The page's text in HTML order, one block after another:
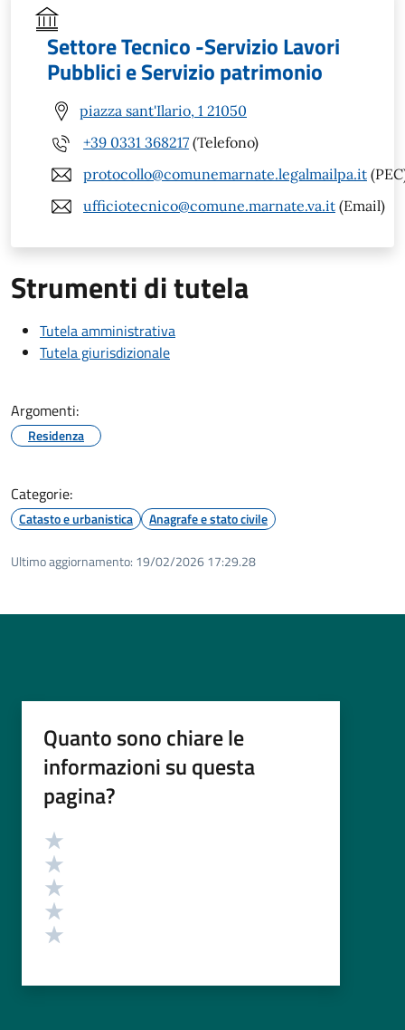
Settore Tecnico -Servizio Lavori
Pubblici e Servizio patrimonio
piazza sant'Ilario, 1 21050
+39 0331 368217 (Telefono)
protocollo@comunemarnate.legalmailpa.it
ufficiotecnico@comune.marnate.va.it (Email)
Strumenti di tutela
Tutela amministrativa
Tutela giurisdizionale
Argomenti:
Residenza
Categorie:
Catasto e urbanistica Anagrafe e stato civile
Ultimo aggiornamento: 19/02/2026 17:29.28
Quanto sono chiare le
informazioni su questa
pagina?
Valutazione